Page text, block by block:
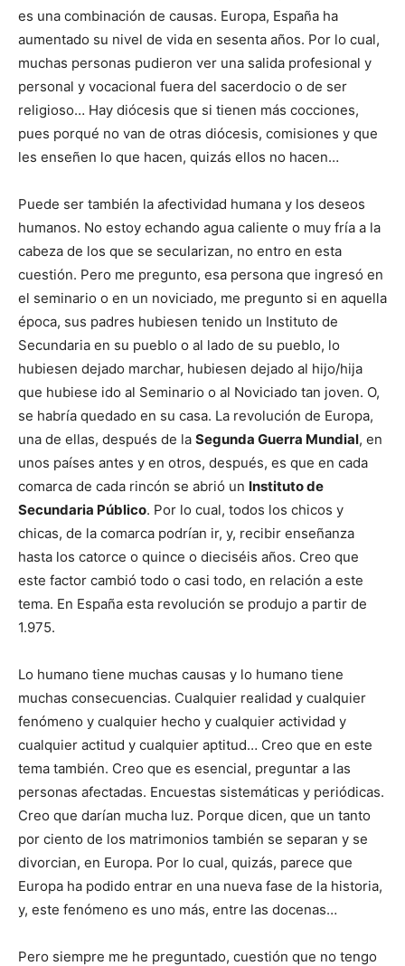
es una combinación de causas. Europa, España ha
aumentado su nivel de vida en sesenta años. Por lo cual,
muchas personas pudieron ver una salida profesional y
personal y vocacional fuera del sacerdocio o de ser
religioso… Hay diócesis que si tienen más cocciones,
pues porqué no van de otras diócesis, comisiones y que
les enseñen lo que hacen, quizás ellos no hacen…
Puede ser también la afectividad humana y los deseos
humanos. No estoy echando agua caliente o muy fría a la
cabeza de los que se secularizan, no entro en esta
cuestión. Pero me pregunto, esa persona que ingresó en
el seminario o en un noviciado, me pregunto si en aquella
época, sus padres hubiesen tenido un Instituto de
Secundaria en su pueblo o al lado de su pueblo, lo
hubiesen dejado marchar, hubiesen dejado al hijo/hija
que hubiese ido al Seminario o al Noviciado tan joven. O,
se habría quedado en su casa. La revolución de Europa,
una de ellas, después de la Segunda Guerra Mundial, en
unos países antes y en otros, después, es que en cada
comarca de cada rincón se abrió un Instituto de
Secundaria Público. Por lo cual, todos los chicos y
chicas, de la comarca podrían ir, y, recibir enseñanza
hasta los catorce o quince o dieciséis años. Creo que
este factor cambió todo o casi todo, en relación a este
tema. En España esta revolución se produjo a partir de
1.975.
Lo humano tiene muchas causas y lo humano tiene
muchas consecuencias. Cualquier realidad y cualquier
fenómeno y cualquier hecho y cualquier actividad y
cualquier actitud y cualquier aptitud… Creo que en este
tema también. Creo que es esencial, preguntar a las
personas afectadas. Encuestas sistemáticas y periódicas.
Creo que darían mucha luz. Porque dicen, que un tanto
por ciento de los matrimonios también se separan y se
divorcian, en Europa. Por lo cual, quizás, parece que
Europa ha podido entrar en una nueva fase de la historia,
y, este fenómeno es uno más, entre las docenas…
Pero siempre me he preguntado, cuestión que no tengo